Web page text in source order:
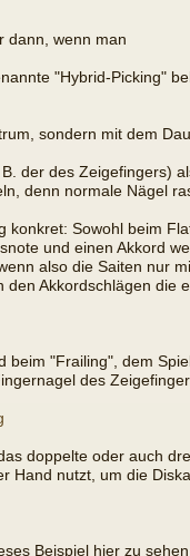
dann, wenn man
"Hybrid-Picking"
sondern mit dem
der des Zeigefingers)
denn normale Nägel
konkret: Sowohl beim
und einen Akkord
also die Saiten nur
den Akkordschlägen die
beim "Frailing", dem
des
doppelte oder auch
Hand nutzt, um die
Beispiel hier zu